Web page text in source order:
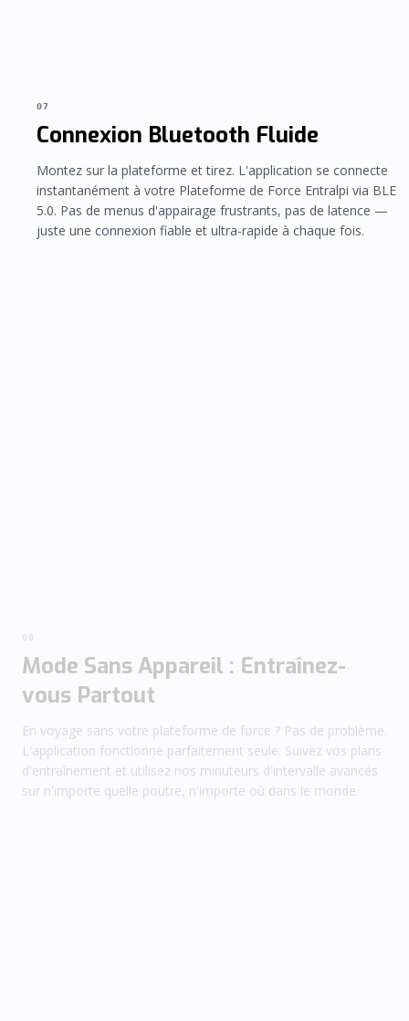
07
Connexion Bluetooth Fluide
Montez sur la plateforme et tirez. L'application se connecte
instantanément à votre Plateforme de Force Entralpi via BLE
5.0. Pas de menus d'appairage frustrants, pas de latence —
juste une connexion fiable et ultra-rapide à chaque fois.
08
Mode Sans Appareil : Entraînez-
vous Partout
En voyage sans votre plateforme de force ? Pas de problème.
L'application fonctionne parfaitement seule. Suivez vos plans
d'entraînement et utilisez nos minuteurs d'intervalle avancés
sur n'importe quelle poutre, n'importe où dans le monde.